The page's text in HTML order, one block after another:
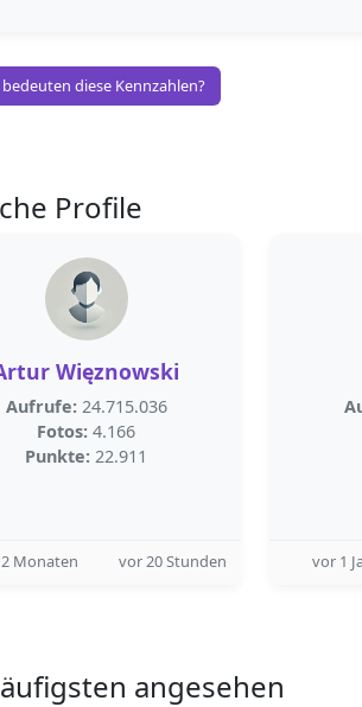
bedeuten diese Kennzahlen?
Profile
Więznowski
Aufrufe: 24.715.036
Fotos: 4.166
Punkte: 22.911
Monaten vor 20 Stunden vor 1
angesehen